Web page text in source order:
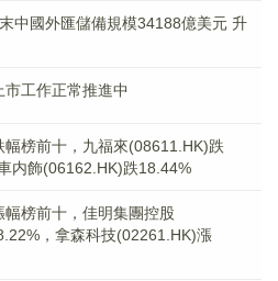
中國外匯儲備規模34188億美元 升
工作正常推進中
幅榜前十，九福來(08611.HK)跌
内飾(06162.HK)跌18.44%
幅榜前十，佳明集團控股
，拿森科技(02261.HK)漲